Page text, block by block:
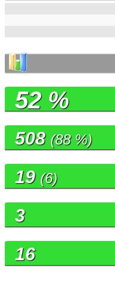
52 %
508 (88 %)
19 (6)
3
16